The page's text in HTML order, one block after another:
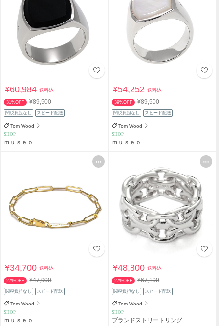
¥60,984送料込
31%OFF ¥89,500
関税負担なし スピード配送
Tom Wood
SHOP
ｍｕｓｅｏ
¥54,252送料込
39%OFF ¥89,500
関税負担なし スピード配送
Tom Wood
SHOP
ｍｕｓｅｏ
¥34,700送料込
27%OFF ¥47,900
関税負担なし スピード配送
Tom Wood
SHOP
ｍｕｓｅｏ
¥48,800送料込
27%OFF ¥67,100
関税負担なし スピード配送
Tom Wood
SHOP
ブランドストリートリング